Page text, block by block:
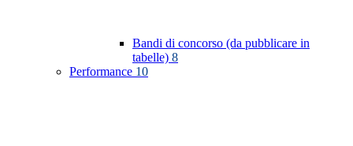
Bandi di concorso (da pubblicare in
tabelle) 8
Performance 10